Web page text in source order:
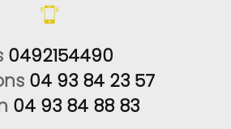
0492154490
04 93 84 23 57
04 93 84 88 83